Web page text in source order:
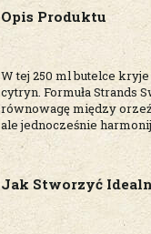
Opis Produktu
W tej 250 ml butelce
cytryn. Formuła Strands
równowagę między
ale jednocześnie
Jak Stworzyć